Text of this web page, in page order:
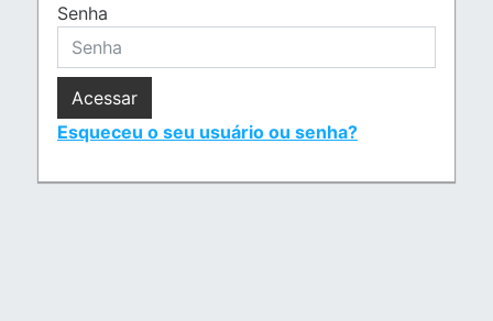
Senha
Acessar
Esqueceu o seu usuário ou senha?